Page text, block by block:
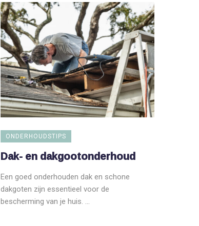
ONDERHOUDSTIPS
Dak- en dakgootonderhoud
Een goed onderhouden dak en schone
dakgoten zijn essentieel voor de
bescherming van je huis. ...